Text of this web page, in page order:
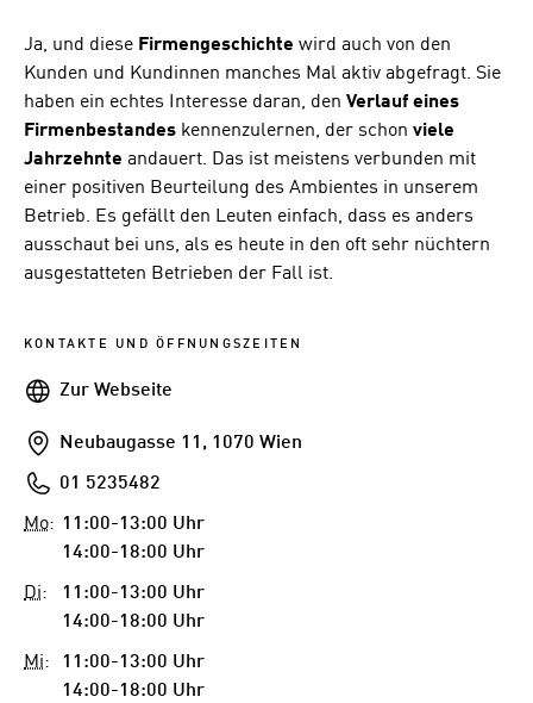
Ja, und diese Firmengeschichte wird auch von den
Kunden und Kundinnen manches Mal aktiv abgefragt. Sie
haben ein echtes Interesse daran, den Verlauf eines
Firmenbestandes kennenzulernen, der schon viele
Jahrzehnte andauert. Das ist meistens verbunden mit
einer positiven Beurteilung des Ambientes in unserem
Betrieb. Es gefällt den Leuten einfach, dass es anders
ausschaut bei uns, als es heute in den oft sehr nüchtern
ausgestatteten Betrieben der Fall ist.
KONTAKTE UND ÖFFNUNGSZEITEN
WebseiteZur Webseite
Addresse
Neubaugasse 11, 1070 Wien
Telefon01 5235482
Mo: 11:00-13:00 Uhr
14:00-18:00 Uhr
Di:
11:00-13:00 Uhr
14:00-18:00 Uhr
Mi:
11:00-13:00 Uhr
14:00-18:00 Uhr